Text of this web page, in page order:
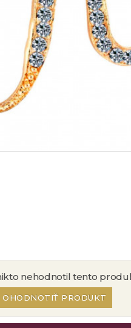
nehodnotil tento
OHODNOTIŤ PRODUKT